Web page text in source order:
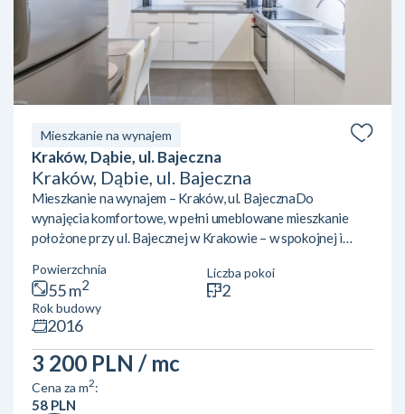
Mieszkanie na wynajem
Kraków, Dąbie, ul. Bajeczna
Kraków, Dąbie, ul. Bajeczna
Mieszkanie na wynajem – Kraków, ul. BajecznaDo
wynajęcia komfortowe, w pełni umeblowane mieszkanie
położone przy ul. Bajecznej w Krakowie – w spokojnej i
mieszkania:Mieszkanie znajduje się na 2. piętrze i składa się
z dwóch niezależnych pokoi, co czyni je idealnym zarówno
dla pary, jak i dla współlokatorów. Jasna, oddzielna kuchnia
jest w pełni wyposażona i zapewnia wygodę codziennego
użytkowania. Salon wyposażony jest w klimatyzacj...
Powierzchnia
55 m2
Liczba pokoi
2
Rok budowy
2016
3 200 PLN / mc
Cena za m2:
58 PLN